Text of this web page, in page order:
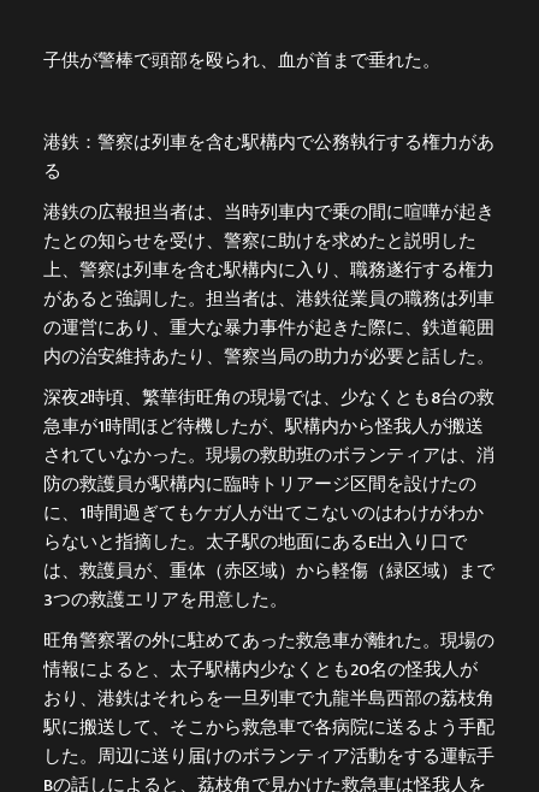
子供が警棒で頭部を殴られ、血が首まで垂れた。
港鉄：警察は列車を含む駅構内で公務執行する権力があ
る
港鉄の広報担当者は、当時列車内で乗の間に喧嘩が起き
たとの知らせを受け、警察に助けを求めたと説明した
上、警察は列車を含む駅構内に入り、職務遂行する権力
があると強調した。担当者は、港鉄従業員の職務は列車
の運営にあり、重大な暴力事件が起きた際に、鉄道範囲
内の治安維持あたり、警察当局の助力が必要と話した。
深夜2時頃、繁華街旺角の現場では、少なくとも8台の救
急車が1時間ほど待機したが、駅構内から怪我人が搬送
されていなかった。現場の救助班のボランティアは、消
防の救護員が駅構内に臨時トリアージ区間を設けたの
に、1時間過ぎてもケガ人が出てこないのはわけがわか
らないと指摘した。太子駅の地面にあるE出入り口で
は、救護員が、重体（赤区域）から軽傷（緑区域）まで
3つの救護エリアを用意した。
旺角警察署の外に駐めてあった救急車が離れた。現場の
情報によると、太子駅構内少なくとも20名の怪我人が
おり、港鉄はそれらを一旦列車で九龍半島西部の荔枝角
駅に搬送して、そこから救急車で各病院に送るよう手配
した。周辺に送り届けのボランティア活動をする運転手
Bの話しによると、荔枝角で見かけた救急車は怪我人を